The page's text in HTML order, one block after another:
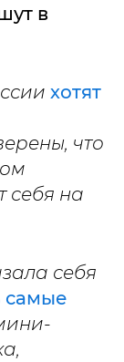
в
хотят
что
себя на
себя
самые